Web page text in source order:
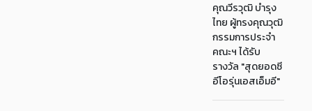
คุณวีรวุฒิ บำรุง
ไทย ผู้ทรงคุณวุฒิ
กรรมการประจำ
คณะฯ ได้รับ
รางวัล "สุดยอดซี
อีโอรุ่นเอสเอ็มอี"